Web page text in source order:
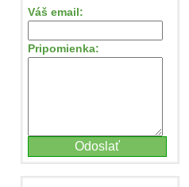
Váš email:
Pripomienka: